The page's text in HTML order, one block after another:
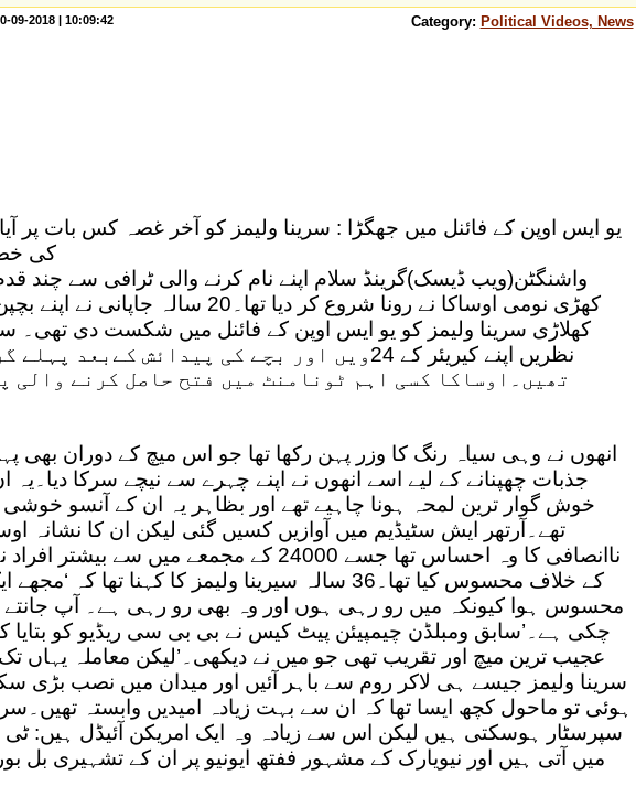
09-2018 | 10:09:42 Category: Political Videos, News
یو ایس اوپن کے فائنل میں جھگڑا : سرینا ولیمز کو آخر غصہ کس بات پر
کی
واشنگٹن(ویب ڈیسک)گرینڈ سلام اپنے نام کرنے والی ٹرافی سے چند
کھڑی نومی اوساکا نے رونا شروع کر دیا تھا۔20 سالہ
کھلاڑی سرینا ولیمز کو یو ایس اوپن کے فائنل میں شکست دی تھی۔
نظریں اپنے کیریئر کے 24ویں اور بچے کی پیدائش کےبعد
تھیں۔اوساکا کسی اہم ٹونامنٹ میں فتح حاصل کرنے والی
انھوں نے وہی سیاہ رنگ کا وزر پہن رکھا تھا جو اس میچ کے دوران بھی پہنا
جذبات چھپنانے کے لیے اسے انھوں نے اپنے چہرے سے نیچے سرکا دیا۔یہ
خوش گوار ترین لمحہ ہونا چاہیے تھے اور بظاہر یہ ان کے آنسو خوشی
تھے۔آرتھر ایش سٹیڈیم میں آوازیں کسیں گئی لیکن ان کا نشانہ
ناانصافی کا وہ احساس تھا جسے 24000 کے مجمعے میں سے
کے خلاف محسوس کیا تھا۔36 سالہ سیرینا ولیمز کا کہنا تھا کہ
محسوس ہوا کیونکہ میں رو رہی ہوں اور وہ بھی رو رہی ہے۔ آپ
چکی ہے۔’سابق ومبلڈن چیمپیئن پیٹ کیس نے بی بی سی ریڈیو کو بتایا
عجیب ترین میچ اور تقریب تھی جو میں نے دیکھی۔’لیکن معاملہ یہاں
سرینا ولیمز جیسے ہی لاکر روم سے باہر آئیں اور میدان میں نصب بڑی
ہوئی تو ماحول کچھ ایسا تھا کہ ان سے بہت زیادہ امیدیں وابستہ
سپرسٹار ہوسکتی ہیں لیکن اس سے زیادہ وہ ایک امریکن آئیڈل ہیں:
میں آتی ہیں اور نیویارک کے مشہور ففتھ ایونیو پر ان کے تشہیری بل